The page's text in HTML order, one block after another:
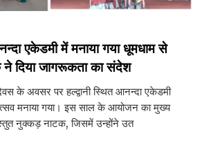
एकेडमी में मनाया गया धूमधाम से
दिया जागरूकता का संदेश
के अवसर पर हल्द्वानी स्थित आनन्दा एकेडमी
मनाया गया। इस साल के आयोजन का मुख्य
नुक्कड़ नाटक, जिसमें उन्होंने उत